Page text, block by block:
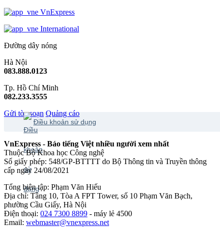
VnExpress
International
Đường dây nóng
Hà Nội
083.888.0123
Tp. Hồ Chí Minh
082.233.3555
Gửi tòa soạn Quảng cáo
Điều khoản sử dụng
VnExpress - Báo tiếng Việt nhiều người xem nhất
Thuộc Bộ Khoa học Công nghệ
Số giấy phép: 548/GP-BTTTT do Bộ Thông tin và Truyền thông
cấp ngày 24/08/2021
Tổng biên tập: Phạm Văn Hiếu
Địa chỉ: Tầng 10, Tòa A FPT Tower, số 10 Phạm Văn Bạch,
phường Cầu Giấy, Hà Nội
Điện thoại: 024 7300 8899 - máy lẻ 4500
Email: webmaster@vnexpress.net